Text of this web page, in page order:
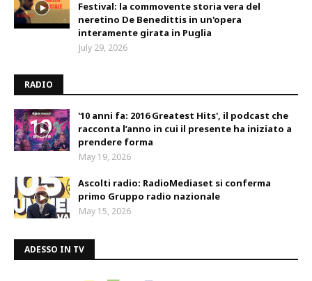
Festival: la commovente storia vera del
neretino De Benedittis in un'opera
interamente girata in Puglia
July 29, 2026
RADIO
'10 anni fa: 2016 Greatest Hits', il podcast che
racconta l’anno in cui il presente ha iniziato a
prendere forma
May 19, 2026
Ascolti radio: RadioMediaset si conferma
primo Gruppo radio nazionale
May 15, 2026
ADESSO IN TV